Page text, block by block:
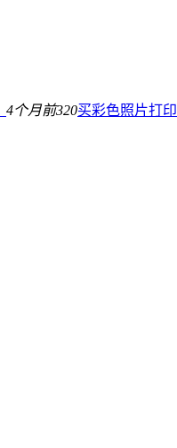
4个月前320买彩色照片打